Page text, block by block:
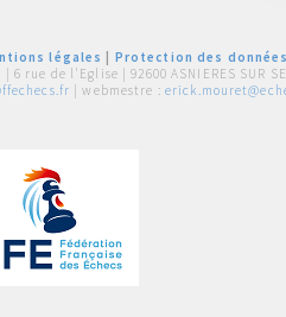
légales
Protection des données
6 rue de l'Eglise | 92600 ASNIERES SUR
| webmestre :